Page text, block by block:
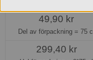
49,90 kr
Del av förpackning = 75 cl
299,40 kr